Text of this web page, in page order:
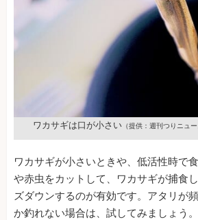
ワカサギは口が小さい （提供：週刊つりニュ
ワカサギが小さいときや、低活性時で
や赤虫をカットして、ワカサギが捕食
ズダウンするのが有効です。アタリが
か釣れない場合は、試してみましょう。